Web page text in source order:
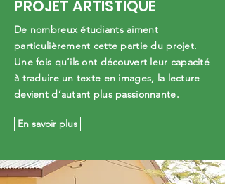
PROJET ARTISTIQUE
De nombreux étudiants aiment
particulièrement cette partie du projet.
Une fois qu’ils ont découvert leur capacité
à traduire un texte en images, la lecture
devient d’autant plus passionnante.
En savoir plus